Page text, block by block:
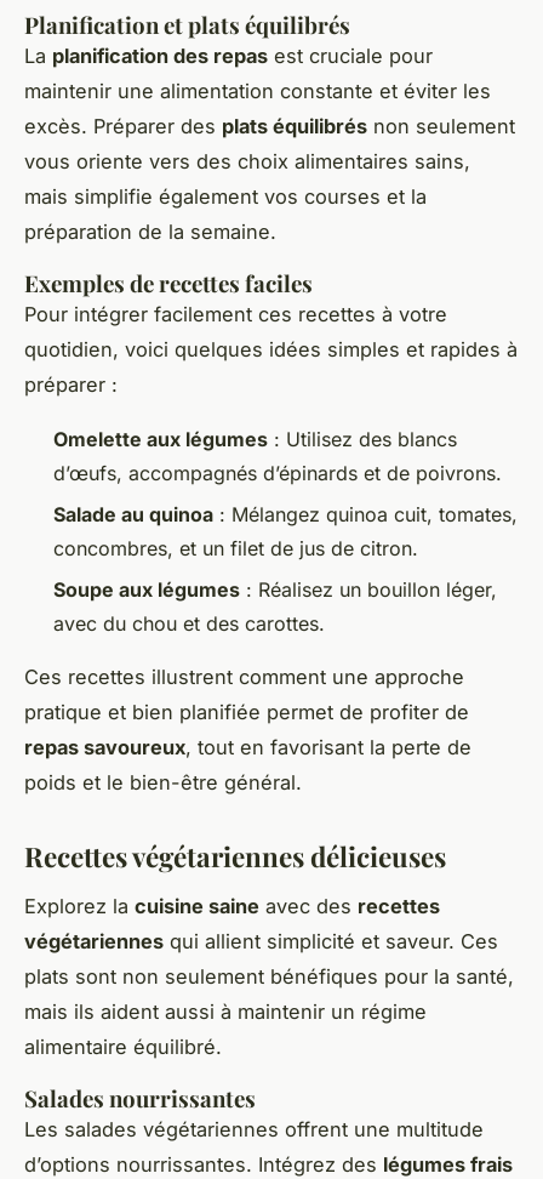
Planification et plats équilibrés
La planification des repas est cruciale pour
maintenir une alimentation constante et éviter les
excès. Préparer des plats équilibrés non seulement
vous oriente vers des choix alimentaires sains,
mais simplifie également vos courses et la
préparation de la semaine.
Exemples de recettes faciles
Pour intégrer facilement ces recettes à votre
quotidien, voici quelques idées simples et rapides à
préparer :
Omelette aux légumes : Utilisez des blancs
d’œufs, accompagnés d’épinards et de poivrons.
Salade au quinoa : Mélangez quinoa cuit, tomates,
concombres, et un filet de jus de citron.
Soupe aux légumes : Réalisez un bouillon léger,
avec du chou et des carottes.
Ces recettes illustrent comment une approche
pratique et bien planifiée permet de profiter de
repas savoureux, tout en favorisant la perte de
poids et le bien-être général.
Recettes végétariennes délicieuses
Explorez la cuisine saine avec des recettes
végétariennes qui allient simplicité et saveur. Ces
plats sont non seulement bénéfiques pour la santé,
mais ils aident aussi à maintenir un régime
alimentaire équilibré.
Salades nourrissantes
Les salades végétariennes offrent une multitude
d’options nourrissantes. Intégrez des légumes frais